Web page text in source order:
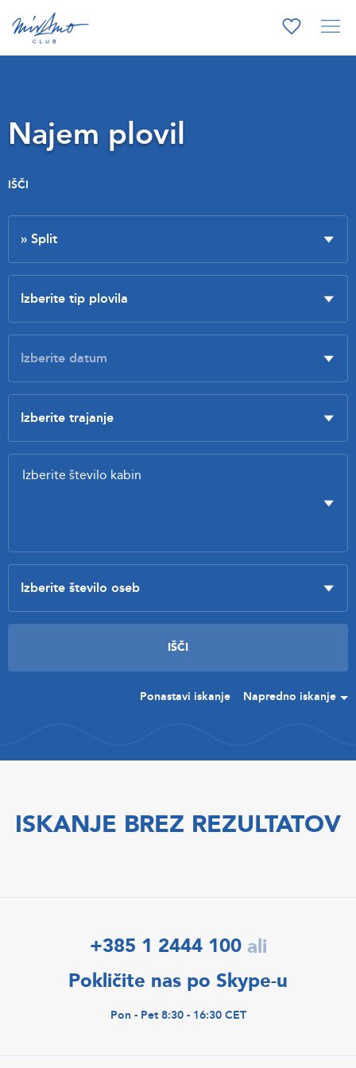
Najem plovil
IŠČI
Ponastavi iskanje Napredno iskanje
ISKANJE BREZ REZULTATOV
+385 1 2444 100 ali
Pokličite nas po Skype-u
Pon - Pet 8:30 - 16:30 CET